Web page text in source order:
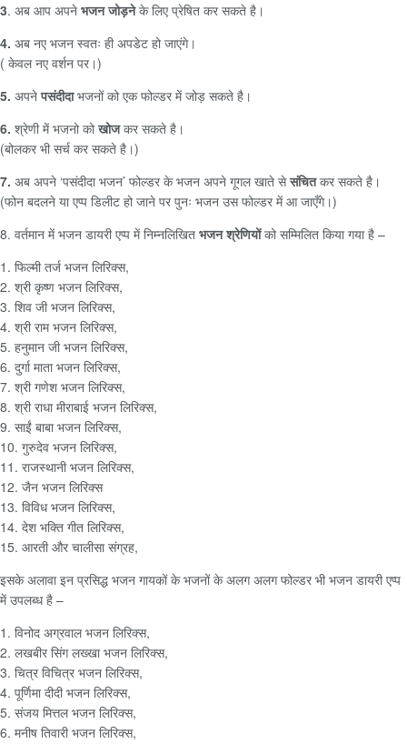
3. अब आप अपने भजन जोड़नेके लिए प्रेषित कर सकते है।
4. अब नए भजन स्वतः ही अपडेट हो जाएंगे।
( केवल नए वर्शन पर।)
5. अपनेपसंदीदाभजनों को एक फोल्डर में जोड़ सकते है।
6. श्रेणी में भजनो कोखोजकर सकते है।
(बोलकर भी सर्च कर सकते है।)
7. अब अपने ‘पसंदीदा भजन’ फोल्डर के भजन अपने गूगल खाते सेसंचितकर सकते है।
(फोन बदलने या एप्प डिलीट हो जाने पर पुनः भजन उस फोल्डर में आ जाएँगे।)
8. वर्तमान में भजन डायरी एप्प में निम्नलिखित भजन श्रेणियोंको सम्मिलित किया गया है –
1. फिल्मी तर्ज भजन लिरिक्स,
2. श्री कृष्ण भजन लिरिक्स,
3. शिव जी भजन लिरिक्स,
4. श्री राम भजन लिरिक्स,
5. हनुमान जी भजन लिरिक्स,
6. दुर्गा माता भजन लिरिक्स,
7. श्री गणेश भजन लिरिक्स,
8. श्री राधा मीराबाई भजन लिरिक्स,
9. साईं बाबा भजन लिरिक्स,
10. गुरुदेव भजन लिरिक्स,
11. राजस्थानी भजन लिरिक्स,
12. जैन भजन लिरिक्स
13. विविध भजन लिरिक्स,
14. देश भक्ति गीत लिरिक्स,
15. आरती और चालीसा संग्रह,
इसके अलावा इन प्रसिद्ध भजन गायकों के भजनों के अलग अलग फोल्डर भी भजन डायरी एप्प
में उपलब्ध है –
1. विनोद अग्रवाल भजन लिरिक्स,
2. लखबीर सिंग लख्खा भजन लिरिक्स,
3. चित्र विचित्र भजन लिरिक्स,
4. पूर्णिमा दीदी भजन लिरिक्स,
5. संजय मित्तल भजन लिरिक्स,
6. मनीष तिवारी भजन लिरिक्स,